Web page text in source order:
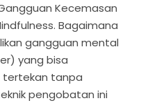
Kecemasan
Bagaimana
gangguan mental
yang bisa
tertekan tanpa
pengobatan ini